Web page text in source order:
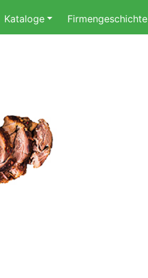
Kataloge Firmengeschichte